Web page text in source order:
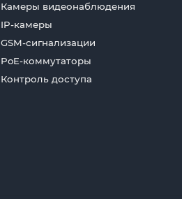
Камеры видеонаблюдения
IP-камеры
GSM-сигнализации
PoE-коммутаторы
Контроль доступа